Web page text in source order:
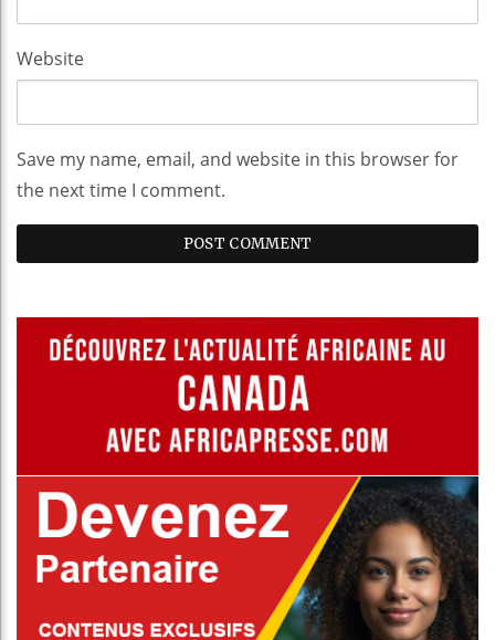
Website
Save my name, email, and website in this browser for
the next time I comment.